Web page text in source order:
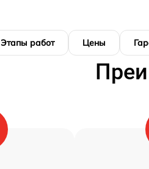
Этапы работ Цены